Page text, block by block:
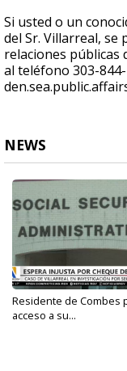
Si usted o un
del Sr. Villarreal, se
relaciones públicas
al teléfono 303-
NEWS
Residente de Combes
acceso a su...